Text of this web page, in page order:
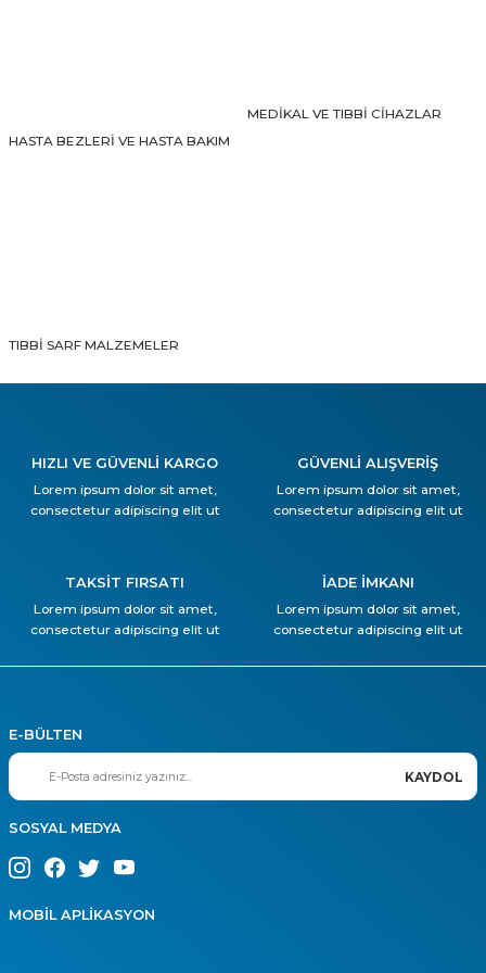
HASTA BEZLERİ VE HASTA BAKIM
MEDİKAL VE TIBBİ CİHAZLAR
TIBBİ SARF MALZEMELER
HIZLI VE GÜVENLİ KARGO
Lorem ipsum dolor sit amet,
consectetur adipiscing elit ut
GÜVENLİ ALIŞVERİŞ
Lorem ipsum dolor sit amet,
consectetur adipiscing elit ut
TAKSİT FIRSATI
Lorem ipsum dolor sit amet,
consectetur adipiscing elit ut
İADE İMKANI
Lorem ipsum dolor sit amet,
consectetur adipiscing elit ut
E-BÜLTEN
KAYDOL
SOSYAL MEDYA
MOBİL APLİKASYON